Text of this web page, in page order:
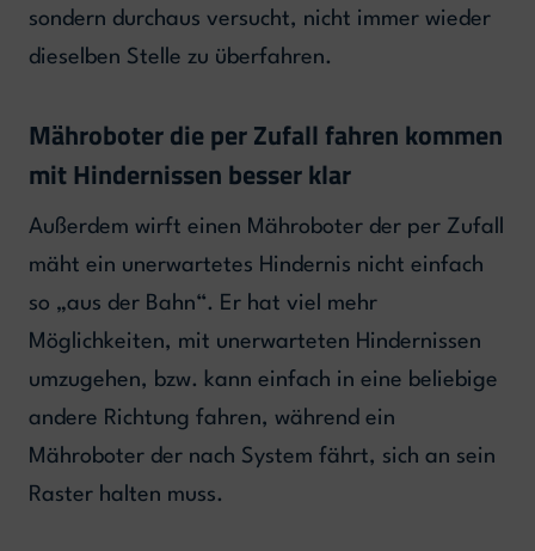
sondern durchaus versucht, nicht immer wieder
dieselben Stelle zu überfahren.
Mähroboter die per Zufall fahren kommen
mit Hindernissen besser klar
Außerdem wirft einen Mähroboter der per Zufall
mäht ein unerwartetes Hindernis nicht einfach
so „aus der Bahn“. Er hat viel mehr
Möglichkeiten, mit unerwarteten Hindernissen
umzugehen, bzw. kann einfach in eine beliebige
andere Richtung fahren, während ein
Mähroboter der nach System fährt, sich an sein
Raster halten muss.